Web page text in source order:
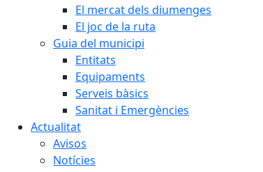
El mercat dels diumenges
El joc de la ruta
Guia del municipi
Entitats
Equipaments
Serveis bàsics
Sanitat i Emergències
Actualitat
Avisos
Notícies